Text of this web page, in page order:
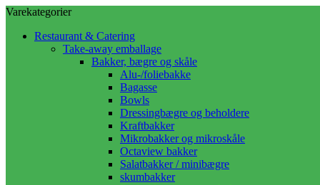
Varekategorier
Restaurant & Catering
Take-away emballage
Bakker, bægre og skåle
Alu-/foliebakke
Bagasse
Bowls
Dressingbægre og beholdere
Kraftbakker
Mikrobakker og mikroskåle
Octaview bakker
Salatbakker / minibægre
skumbakker